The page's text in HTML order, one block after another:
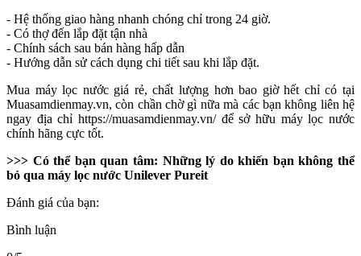
- Hệ thống giao hàng nhanh chóng chỉ trong 24 giờ.
- Có thợ đến lắp đặt tận nhà
- Chính sách sau bán hàng hấp dẫn
- Hướng dẫn sử cách dụng chi tiết sau khi lắp đặt.
Mua máy lọc nước giá rẻ, chất lượng hơn bao giờ hết chỉ có tại
Muasamdienmay.vn, còn chần chờ gì nữa mà các bạn không liên hệ
ngay địa chỉ https://muasamdienmay.vn/ để sở hữu máy lọc nước
chính hãng cực tốt.
>>> Có thể bạn quan tâm: Những lý do khiến bạn không thể
bỏ qua máy lọc nước Unilever Pureit
Đánh giá của bạn:
Bình luận